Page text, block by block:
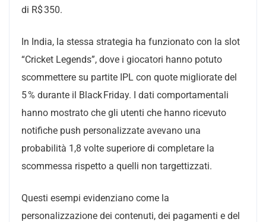
di R$ 350.
In India, la stessa strategia ha funzionato con la slot
“Cricket Legends”, dove i giocatori hanno potuto
scommettere su partite IPL con quote migliorate del
5 % durante il Black Friday. I dati comportamentali
hanno mostrato che gli utenti che hanno ricevuto
notifiche push personalizzate avevano una
probabilità 1,8 volte superiore di completare la
scommessa rispetto a quelli non targettizzati.
Questi esempi evidenziano come la
personalizzazione dei contenuti, dei pagamenti e del